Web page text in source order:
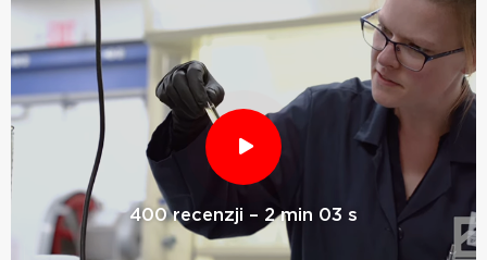
400 recenzji – 2 min 03 s